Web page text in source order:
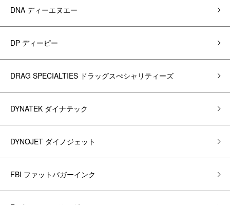
DNA ディーエヌエー
DP ディーピー
DRAG SPECIALTIES ドラッグスぺシャリティーズ
DYNATEK ダイナテック
DYNOJET ダイノジェット
FBI ファットバガーインク